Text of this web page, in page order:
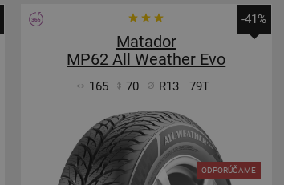
-41%
Matador
MP62 All Weather Evo
165 70 R13 79T
ODPORÚČAME